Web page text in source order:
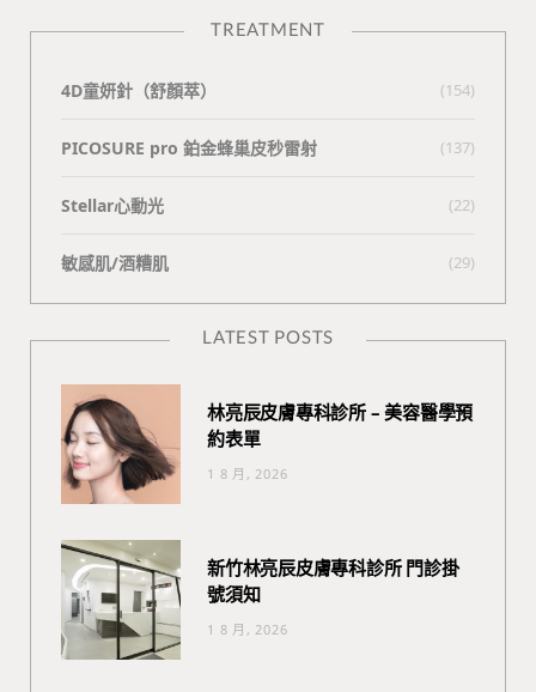
TREATMENT
4D童妍針（舒顏萃） (154)
PICOSURE pro 鉑金蜂巢皮秒雷射 (137)
Stellar心動光 (22)
敏感肌/酒糟肌 (29)
LATEST POSTS
林亮辰皮膚專科診所 – 美容醫學預
約表單
1 8 月, 2026
新竹林亮辰皮膚專科診所 門診掛
號須知
1 8 月, 2026